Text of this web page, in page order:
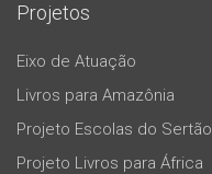
Projetos
Eixo de Atuação
Livros para Amazônia
Projeto Escolas do Sertão
Projeto Livros para África